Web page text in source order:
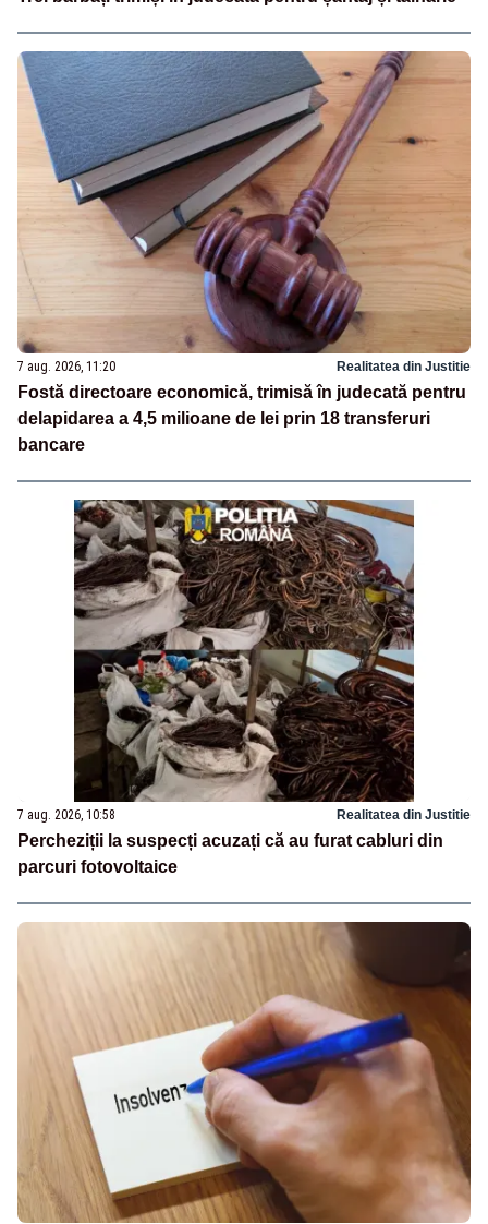
7 aug. 2026, 11:20 Realitatea din Justitie
Fostă directoare economică, trimisă în judecată pentru
delapidarea a 4,5 milioane de lei prin 18 transferuri
bancare
7 aug. 2026, 10:58 Realitatea din Justitie
Percheziții la suspecți acuzați că au furat cabluri din
parcuri fotovoltaice